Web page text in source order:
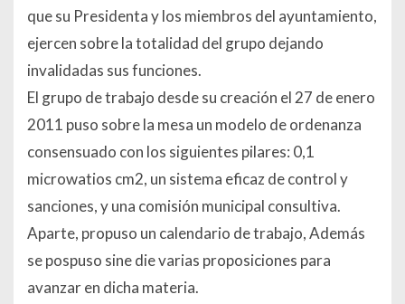
que su Presidenta y los miembros del ayuntamiento,
ejercen sobre la totalidad del grupo dejando
invalidadas sus funciones.
El grupo de trabajo desde su creación el 27 de enero
2011 puso sobre la mesa un modelo de ordenanza
consensuado con los siguientes pilares: 0,1
microwatios cm2, un sistema eficaz de control y
sanciones, y una comisión municipal consultiva.
Aparte, propuso un calendario de trabajo, Además
se pospuso sine die varias proposiciones para
avanzar en dicha materia.